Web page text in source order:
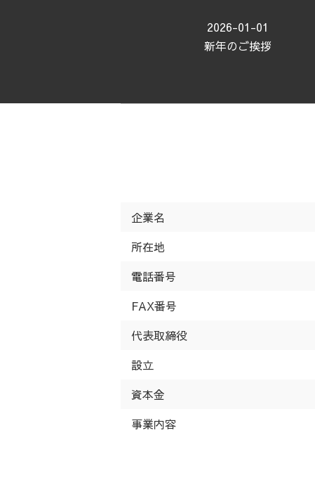
2026-01-01
新年のご挨拶
企業名
所在地
電話番号
FAX番号
代表取締役
設立
資本金
事業内容